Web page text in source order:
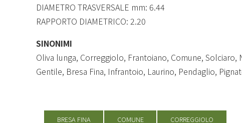
DIAMETRO TRASVERSALE mm: 6.44
RAPPORTO DIAMETRICO: 2.20
SINONIMI
Oliva lunga, Correggiolo, Frantoiano, Comune, Solciaro,
Gentile, Bresa Fina, Infrantoio, Laurino, Pendaglio,
BRESA FINA COMUNE CORREGGIOLO